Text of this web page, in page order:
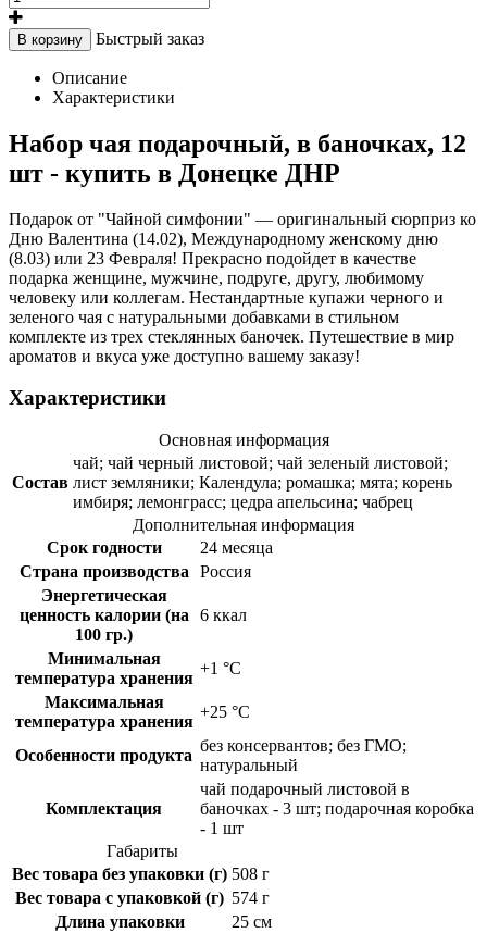
В корзину Быстрый заказ
Описание
Характеристики
Набор чая подарочный, в баночках, 12
шт - купить в Донецке ДНР
Подарок от "Чайной симфонии" — оригинальный сюрприз ко
Дню Валентина (14.02), Международному женскому дню
(8.03) или 23 Февраля! Прекрасно подойдет в качестве
подарка женщине, мужчине, подруге, другу, любимому
человеку или коллегам. Нестандартные купажи черного и
зеленого чая с натуральными добавками в стильном
комплекте из трех стеклянных баночек. Путешествие в мир
ароматов и вкуса уже доступно вашему заказу!
Характеристики
Основная информация
Состав
чай; чай черный листовой; чай зеленый листовой;
лист земляники; Календула; ромашка; мята; корень
имбиря; лемонграсс; цедра апельсина; чабрец
Дополнительная информация
Срок годности
24 месяца
Страна производства
Россия
Энергетическая
ценность калории (на
100 гр.)
6 ккал
Минимальная
температура хранения
+1 °C
Максимальная
температура хранения
+25 °C
Особенности продукта
без консервантов; без ГМО;
натуральный
Комплектация
чай подарочный листовой в
баночках - 3 шт; подарочная коробка
- 1 шт
Габариты
Вес товара без упаковки (г) 508 г
Вес товара с упаковкой (г) 574 г
Длина упаковки
25 см